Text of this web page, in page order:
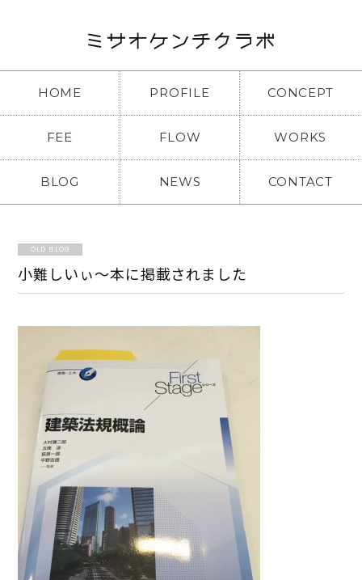
HOME PROFILE CONCEPT
FEE FLOW WORKS
BLOG NEWS CONTACT
OLD BLOG
小難しいぃ～本に掲載されました